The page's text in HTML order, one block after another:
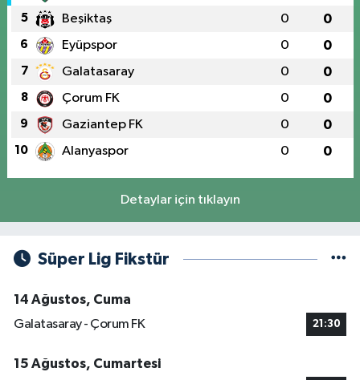
5 Beşiktaş 0 0
6 Eyüpspor 0 0
7 Galatasaray 0 0
8 Çorum FK 0 0
9 Gaziantep FK 0 0
10 Alanyaspor 0 0
Detaylar için tıklayın
Süper Lig Fikstür
14 Ağustos, Cuma
Galatasaray - Çorum FK
21:30
15 Ağustos, Cumartesi